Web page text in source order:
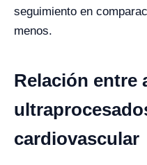
seguimiento en
menos.
Relación entre
cardiovascular